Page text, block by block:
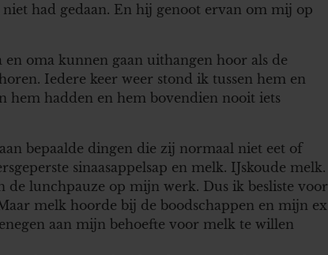
had gedaan. En hij genoot ervan om mij op
oma kunnen gaan uithangen hoor als de
Iedere keer weer stond ik tussen hem en
hadden en hem bovendien nooit iets
bepaalde dingen die zij normaal niet eet of
sinaasappelsap en melk. IJskoude melk.
de lunchpauze op mijn werk. Dus ik besliste voor
melk hoorde bij de boodschappen en mijn ex
aan mijn behoefte voor melk te willen